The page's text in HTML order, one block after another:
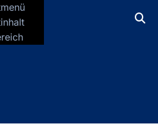
Helmholtz-Zentrum für